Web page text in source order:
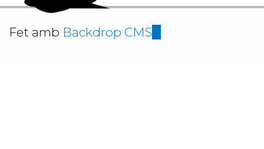
Fet amb Backdrop CMS